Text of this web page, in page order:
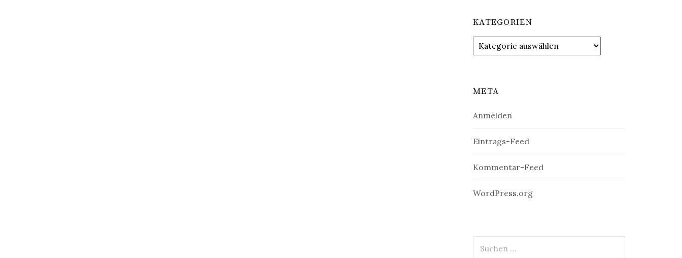
KATEGORIEN
Kategorien
META
Anmelden
Eintrags-Feed
Kommentar-Feed
WordPress.org
nach: